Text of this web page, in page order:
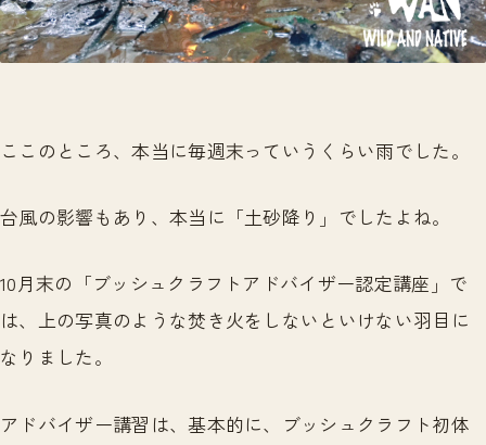
ここのところ、本当に毎週末っていうくらい雨でした。
台風の影響もあり、本当に「土砂降り」でしたよね。
10月末の「ブッシュクラフトアドバイザー認定講座」で
は、上の写真のような焚き火をしないといけない羽目に
なりました。
アドバイザー講習は、基本的に、ブッシュクラフト初体